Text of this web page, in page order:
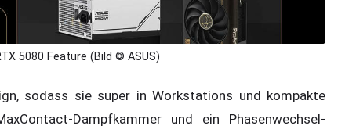
5080 Feature (Bild © ASUS)
sodass sie super in Workstations und kompakte
Dampfkammer und ein Phasenwechsel-